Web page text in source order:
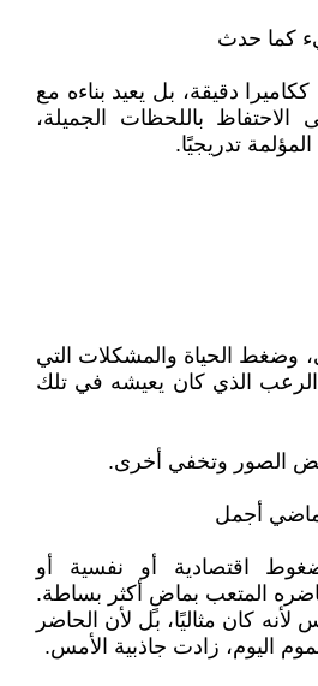
كما حدث
ككاميرا دقيقة، بل يعيد بناءه مع
الاحتفاظ باللحظات الجميلة،
تدريجيًا.
وضغط الحياة والمشكلات التي
الذي كان يعيشه في تلك
بعض الصور وتخفي أخرى.
أجمل
اقتصادية أو نفسية أو
حاضره المتعب بماضٍ أكثر بساطة.
كان مثاليًا، بل لأن الحاضر
اليوم، زادت جاذبية الأمس.